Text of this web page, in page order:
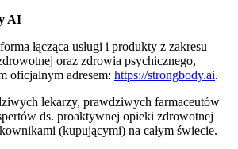
AI
łącząca usługi i produkty z zakresu
oraz zdrowia psychicznego,
oficjalnym adresem: https://strongbody.ai.
lekarzy, prawdziwych farmaceutów
ds. proaktywnej opieki zdrowotnej
(kupującymi) na całym świecie.